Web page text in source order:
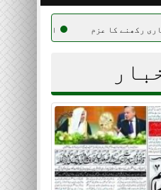
اسحاق ڈار کا مقبوضہ